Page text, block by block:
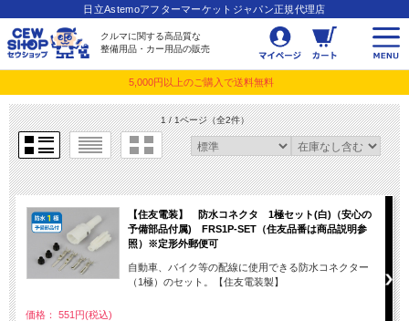
日立Astemoアフターマーケットジャパン正規代理店
クルマに関する高品質な
整備用品・カー用品の販売
5,000円以上のご購入で送料無料
1 / 1ページ（全2件）
【住友電装】 防水コネクタ 1極セット(白)（安心の
予備部品付属) FRS1P-SET（住友品番は商品説明参
照）※定形外郵便可
自動車、バイク等の配線に使用できる防水コネクター
（1極）のセット。【住友電装製】
価格： 551円(税込)